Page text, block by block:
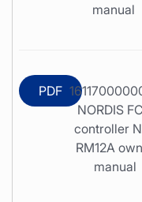
manual
PDF
NORDIS
controller
RM12A
manual